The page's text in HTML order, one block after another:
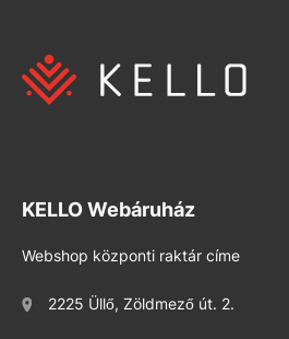
KELLO Webáruház
Webshop központi raktár címe
2225 Üllő, Zöldmező út. 2.